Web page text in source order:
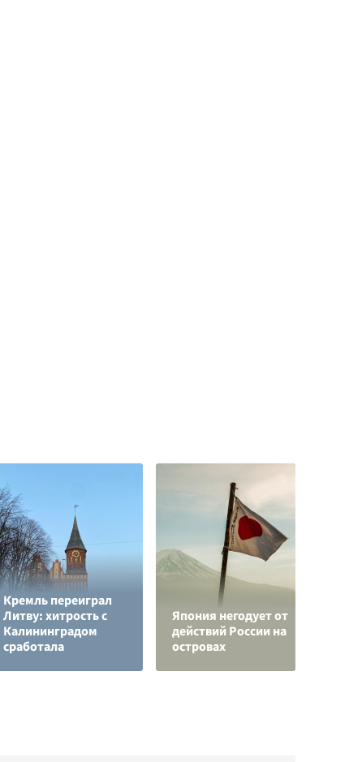
Кремль переиграл
Литву: хитрость с
Калининградом
сработала
Япония негодует от
действий России на
островах